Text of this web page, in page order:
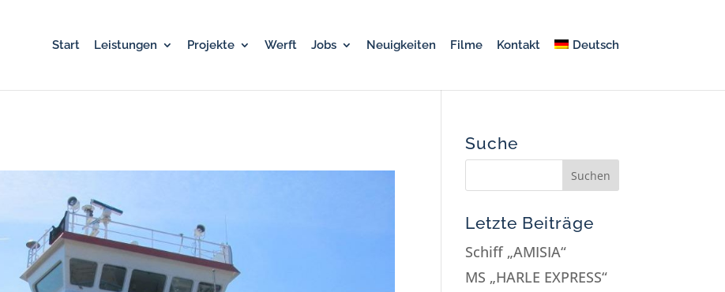
Start Leistungen Projekte Werft Jobs Neuigkeiten Filme Kontakt Deutsch
Suche
Letzte Beiträge
Schiff „AMISIA“
MS „HARLE EXPRESS“